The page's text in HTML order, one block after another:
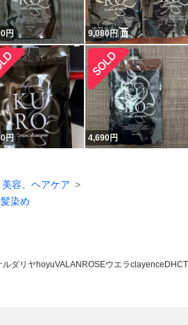
円 9,080円
円 4,690円
美容、ヘアケア
染め
ルダリヤ hoyuVALANROSEウエラclayence DHC